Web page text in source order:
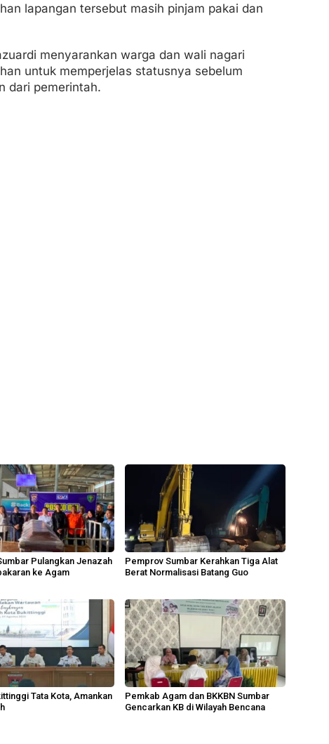
lapangan tersebut masih pinjam pakai dan
menyarankan warga dan wali nagari
untuk memperjelas statusnya sebelum
dari pemerintah.
Pulangkan Jenazah
ke Agam
Pemprov Sumbar Kerahkan Tiga Alat
Berat Normalisasi Batang Guo
Tata Kota, Amankan
Pemkab Agam dan BKKBN Sumbar
Gencarkan KB di Wilayah Bencana